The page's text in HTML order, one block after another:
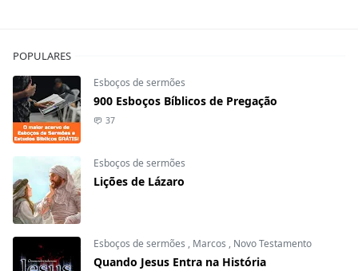
POPULARES
Esboços de sermões
900 Esboços Bíblicos de Pregação
37
Esboços de sermões
Lições de Lázaro
Esboços de sermões , Marcos , Novo Testamento
Quando Jesus Entra na História